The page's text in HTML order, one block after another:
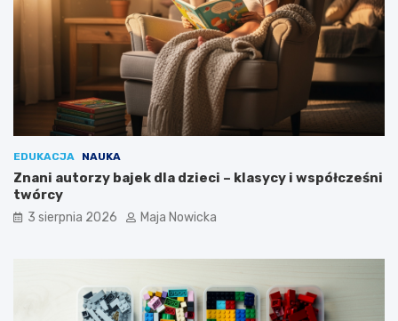
EDUKACJA NAUKA
Znani autorzy bajek dla dzieci – klasycy i współcześni
twórcy
3 sierpnia 2026 Maja Nowicka